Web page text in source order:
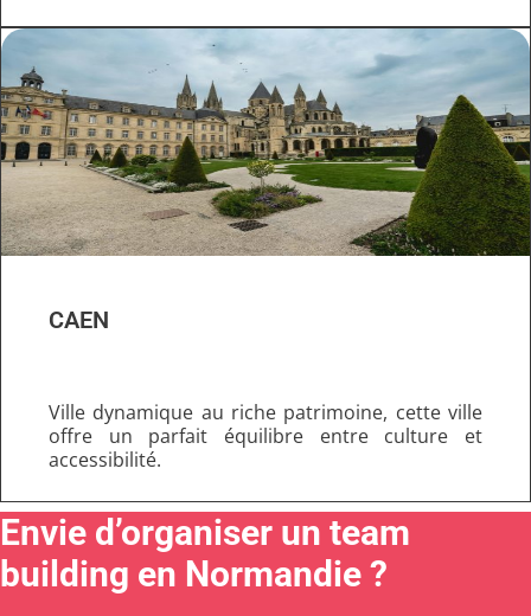
CAEN
Ville dynamique au riche patrimoine, cette ville
offre un parfait équilibre entre culture et
accessibilité.
Envie d’organiser un team
building en Normandie ?